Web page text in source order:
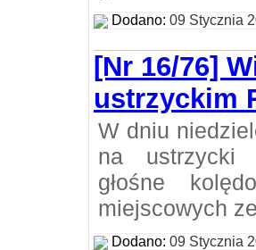
Dodano: 09 Stycznia
[Nr 16/76]
ustrzyckim
W dniu
na ustrzycki
głośne
miejscowych
Dodano: 09 Stycznia